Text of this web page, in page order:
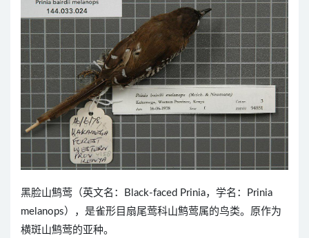
黑脸山鹪莺（英文名：Black-faced Prinia，学名：Prinia
melanops），是雀形目扇尾莺科山鹪莺属的鸟类。原作为
横斑山鹪莺的亚种。